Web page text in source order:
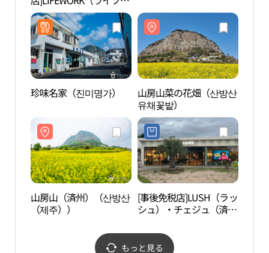
ーク）・メガストアチェ
ジュ（済州）店(라이프
워크 메가스토어 제주점)
珍味名家（진미명가）
山房山菜の花畑（산방산
유채꽃밭）
山房山（済州）（산방산
（제주））
[事後免税店]LUSH（ラッ
シュ）・チェジュ（済
もっと見る